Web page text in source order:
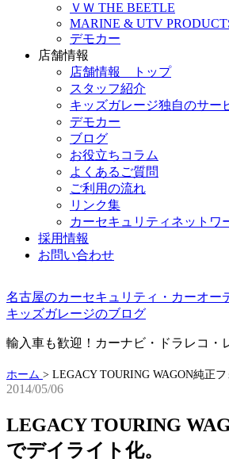
ＶＷ THE BEETLE
MARINE & UTV
デモカー
店舗情報
店舗情報 トップ
スタッフ紹介
キッズガレージ独自のサー
デモカー
ブログ
お役立ちコラム
よくあるご質問
ご利用の流れ
リンク集
カーセキュリティネットワ
採用情報
お問い合わせ
名古屋のカーセキュリティ・カーオー
キッズガレージのブログ
輸入車も歓迎！カーナビ・ドラレコ・
ホーム > LEGACY TOURING WAGON純正
2014/05/06
LEGACY TOURING
でデイライト化。